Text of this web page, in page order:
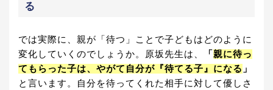
る
では実際に、親が「待つ」ことで子どもはどのように
変化していくのでしょうか。原坂先生は、
「 親に待っ
てもらった子は、やがて自分が『待てる子』になる 」
と言います。自分を待ってくれた相手に対して優しさ